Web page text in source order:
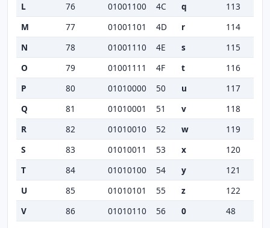
L
76 01001100 4C q 113
M
77 01001101 4D r 114
N
78 01001110 4E s 115
O
79 01001111 4F t 116
P
80 01010000 50 u 117
Q
81 01010001 51 v 118
R
82 01010010 52 w 119
S
83 01010011 53 x 120
T
84 01010100 54 y 121
U
85 01010101 55 z 122
V
86 01010110 56 0 48